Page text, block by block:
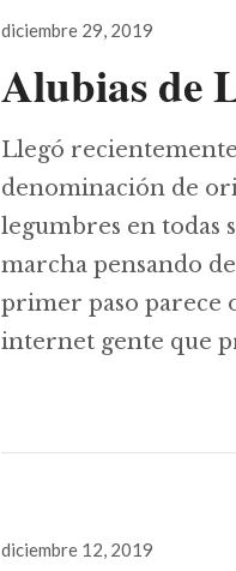
Publicado
diciembre 29, 2019
Alubias de
Llegó
denominación de
legumbres en todas
marcha pensando
primer paso parece
internet gente que
Publicado
diciembre 12, 2019